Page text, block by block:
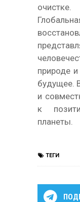
очистке.
природе
будущее.
и
к
планеты.
ТЕГИ